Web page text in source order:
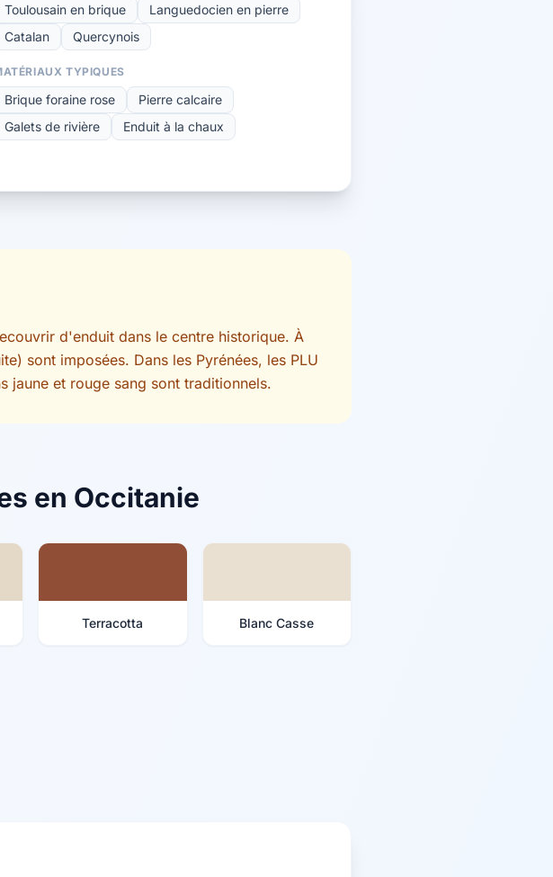
Toulousain en brique
Languedocien en pierre
Catalan
Quercynois
TYPIQUES
Brique foraine rose
Pierre calcaire
Galets de rivière
Enduit à la chaux
d'enduit dans le centre historique. À
sont imposées. Dans les Pyrénées, les PLU
jaune et rouge sang sont traditionnels.
en Occitanie
Terracotta Blanc Casse